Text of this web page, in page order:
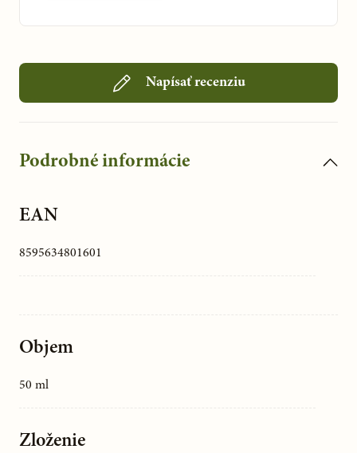
Napísať recenziu
Podrobné informácie
EAN
8595634801601
Objem
50 ml
Zloženie